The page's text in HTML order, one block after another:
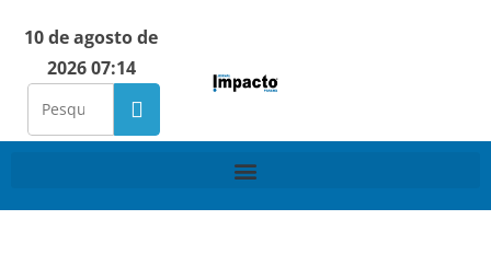
10 de agosto de
2026 07:14